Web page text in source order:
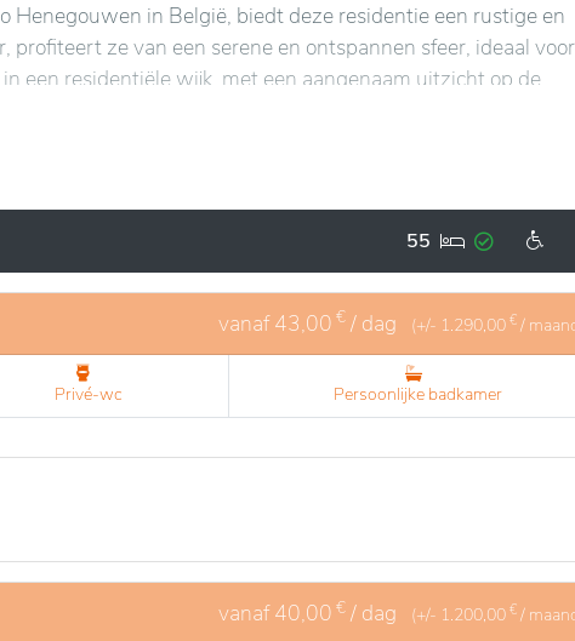
Henegouwen in België, biedt deze residentie een rustige en
ze van een serene en ontspannen sfeer, ideaal voor
een residentiële wijk, met een aangenaam uitzicht op de
het comfort van de bewoners, met lichte en gastvrije
van de individuen, met kwaliteitsvolle diensten,
nabijheid van lokale diensten en transportverbindingen
voorzieningen en uitjes. Deze plek valt op door de warme en
en aangename leefomgeving.
55
vanaf43,00 € / dag (+/- 1.290,00 € /
Privé-wc Persoonlijke badkamer
vanaf40,00 € / dag (+/- 1.200,00 € /